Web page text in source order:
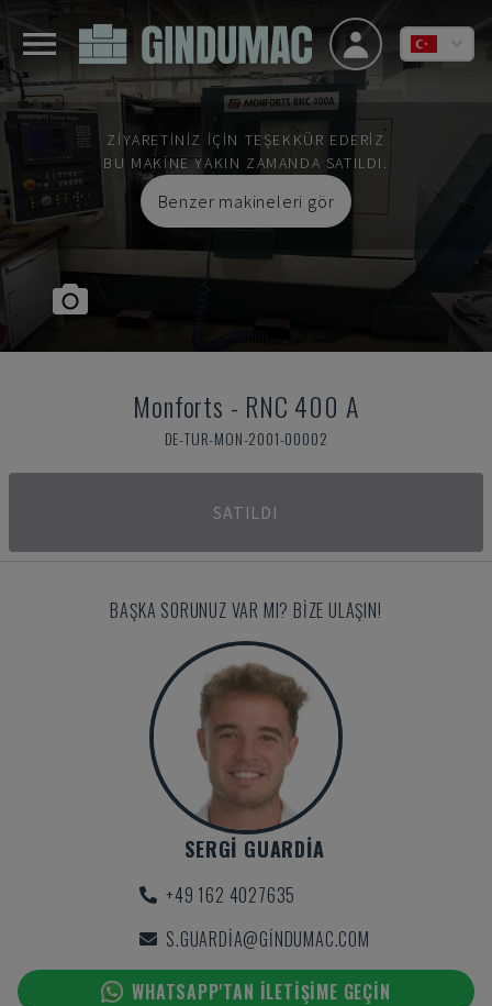
ZIYARETINIZ IÇIN TEŞEKKÜR EDERIZ
BU MAKINE YAKIN ZAMANDA SATILDI.
Benzer makineleri gör
Monforts - RNC 400 A
DE-TUR-MON-2001-00002
SATILDI
BAŞKA SORUNUZ VAR MI? BIZE ULAŞIN!
SERGI GUARDIA
+49 162 4027635
S.GUARDIA@GINDUMAC.COM
WHATSAPP'TAN ILETIŞIME GEÇIN